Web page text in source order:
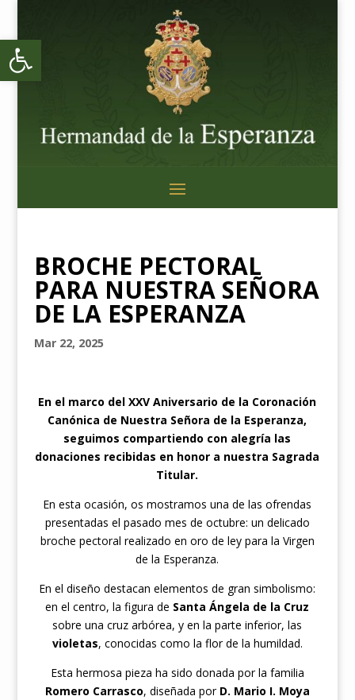
Abrir barra de herramientas
BROCHE PECTORAL
PARA NUESTRA SEÑORA
DE LA ESPERANZA
Mar 22, 2025
En el marco del XXV Aniversario de la Coronación
Canónica de Nuestra Señora de la Esperanza,
seguimos compartiendo con alegría las
donaciones recibidas en honor a nuestra Sagrada
Titular.
En esta ocasión, os mostramos una de las ofrendas
presentadas el pasado mes de octubre: un delicado
broche pectoral realizado en oro de ley para la Virgen
de la Esperanza.
En el diseño destacan elementos de gran simbolismo:
en el centro, la figura de Santa Ángela de la Cruz
sobre una cruz arbórea, y en la parte inferior, las
violetas, conocidas como la flor de la humildad.
Esta hermosa pieza ha sido donada por la familia
Romero Carrasco, diseñada por D. Mario I. Moya